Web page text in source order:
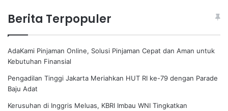
Berita Terpopuler
AdaKami Pinjaman Online, Solusi Pinjaman Cepat dan Aman untuk
Kebutuhan Finansial
Pengadilan Tinggi Jakarta Meriahkan HUT RI ke-79 dengan Parade
Baju Adat
Kerusuhan di Inggris Meluas, KBRI Imbau WNI Tingkatkan